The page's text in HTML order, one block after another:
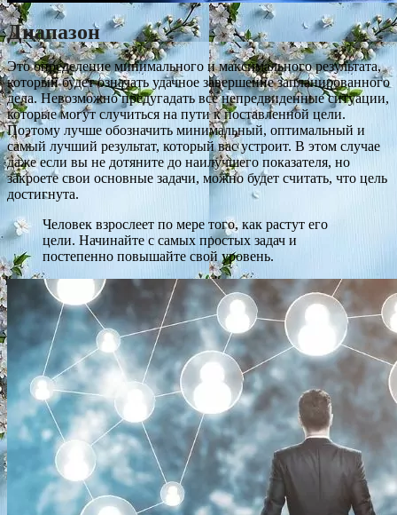
Диапазон
Это определение минимального и максимального результата,
который будет означать удачное завершение запланированного
дела. Невозможно предугадать все непредвиденные ситуации,
которые могут случиться на пути к поставленной цели.
Поэтому лучше обозначить минимальный, оптимальный и
самый лучший результат, который вас устроит. В этом случае
даже если вы не дотяните до наилучшего показателя, но
закроете свои основные задачи, можно будет считать, что цель
достигнута.
Человек взрослеет по мере того, как растут его
цели. Начинайте с самых простых задач и
постепенно повышайте свой уровень.